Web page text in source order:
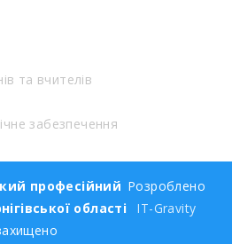
та вчителів
забезпечення
професійний
області
Розроблено
IT-Gravity